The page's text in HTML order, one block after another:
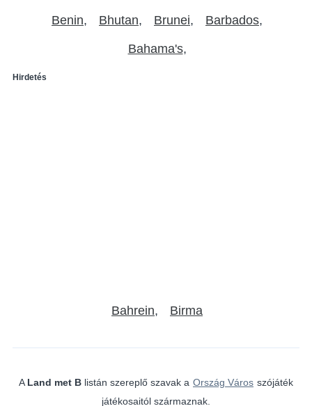
Benin Bhutan Brunei Barbados
Bahama's
Hirdetés
Bahrein Birma
A Land met B listán szereplő szavak a Ország Város szójáték
játékosaitól származnak.